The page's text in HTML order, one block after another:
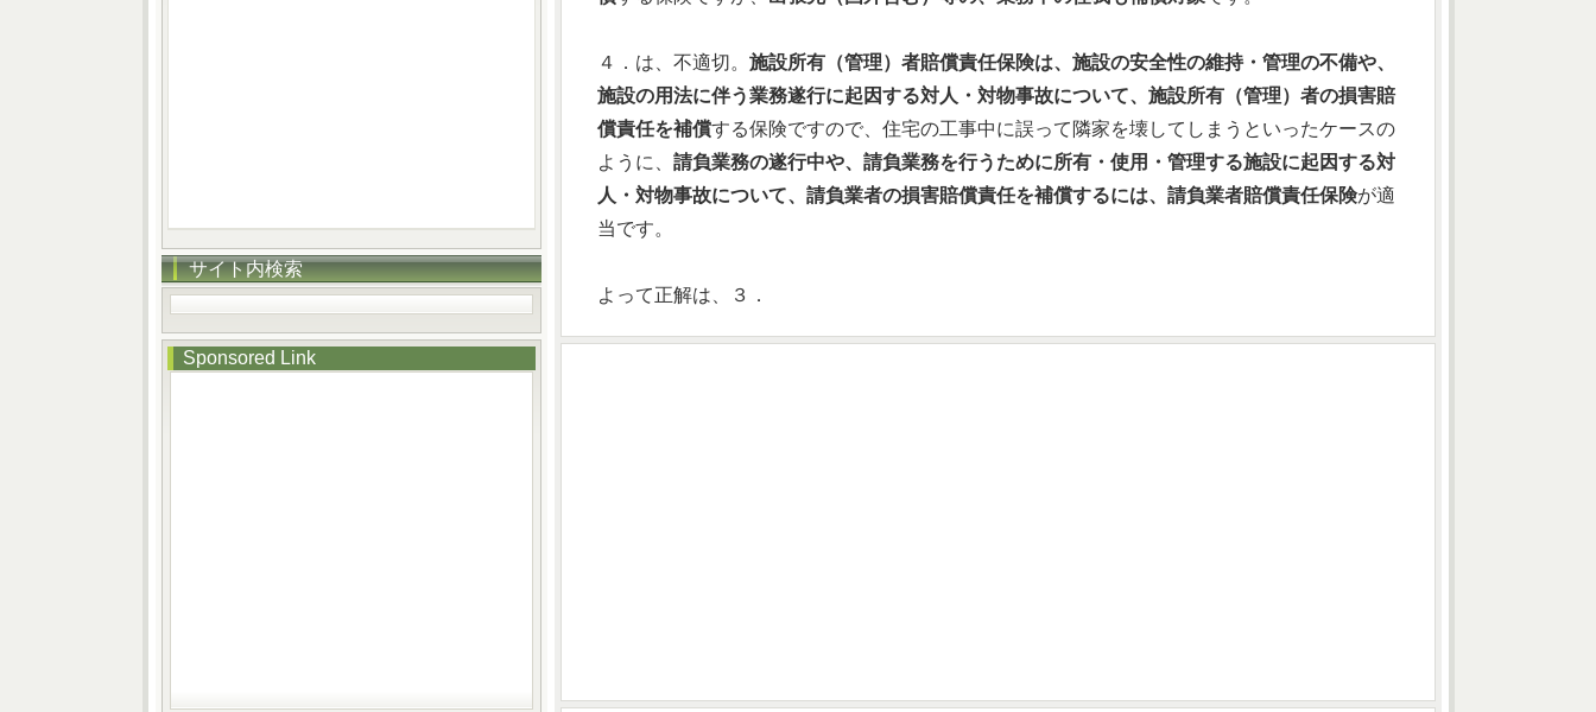
４．は、不適切。 施設所有（管理）者賠償責任保険は、施設の安全性の維持・管理の不備や、
施設の用法に伴う業務遂行に起因する対人・対物事故について、施設所有（管理）者の損害賠
償責任を補償する保険ですので、住宅の工事中に誤って隣家を壊してしまうといったケースの
ように、 請負業務の遂行中や、請負業務を行うために所有・使用・管理する施設に起因する対
人・対物事故について、請負業者の損害賠償責任を補償するには、請負業者賠償責任保険が適
当です。
よって正解は、３．
サイト内検索
Sponsored Link